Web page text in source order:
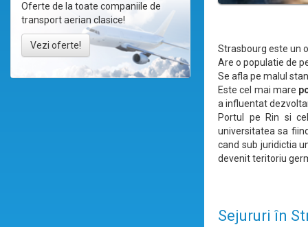
Oferte de la toate companiile de
transport aerian clasice!
Vezi oferte!
Strasbourg este un
Are o populatie de
Se afla pe malul
Este cel mai mare
a influentat
Portul pe Rin si
universitatea sa
cand sub juridictia
devenit teritoriu
Sejururi în